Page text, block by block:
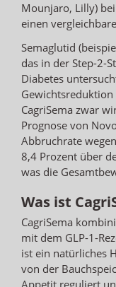
Mounjaro, Lilly)
einen
Semaglutid
das in der Step-2-
Diabetes
CagriSema zwar
Prognose von
Abbruchrate
8,4 Prozent über
was die
Was ist
CagriSema
mit dem GLP-1-
ist ein natürliches
von der
Appetit reguliert